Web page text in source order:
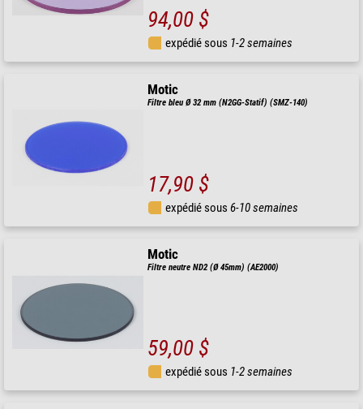
94,00 $
expédié sous 1-2 semaines
Motic
Filtre bleu Ø 32 mm (N2GG-Statif) (SMZ-140)
17,90 $
expédié sous6-10 semaines
Motic
Filtre neutre ND2 (Ø 45mm) (AE2000)
59,00 $
expédié sous 1-2 semaines